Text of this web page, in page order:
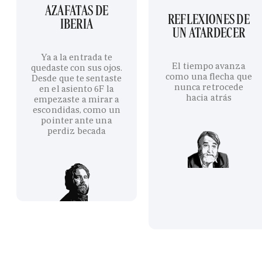
AZAFATAS DE
IBERIA
Ya a la entrada te
quedaste con sus ojos.
Desde que te sentaste
en el asiento 6F la
empezaste a mirar a
escondidas, como un
pointer ante una
perdiz becada
REFLEXIONES DE
UN ATARDECER
El tiempo avanza
como una flecha que
nunca retrocede
hacia atrás